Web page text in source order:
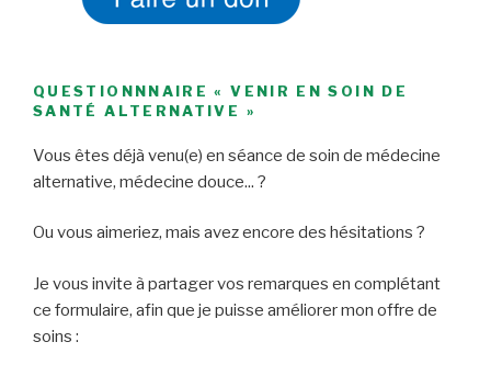
QUESTIONNNAIRE « VENIR EN SOIN DE
SANTÉ ALTERNATIVE »
Vous êtes déjà venu(e) en séance de soin de médecine
alternative, médecine douce... ?
Ou vous aimeriez, mais avez encore des hésitations ?
Je vous invite à partager vos remarques en complétant
ce formulaire, afin que je puisse améliorer mon offre de
soins :